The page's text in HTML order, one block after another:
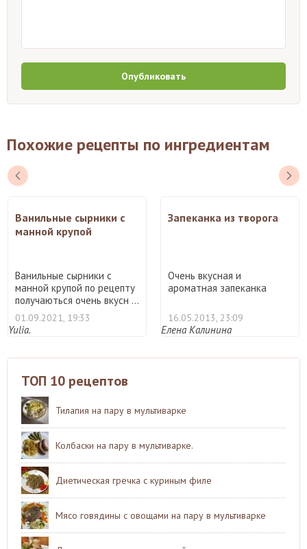
Опубликовать
Похожие рецепты по ингредиентам
Ванильные сырники с
манной крупой
Ванильные сырники с
манной крупой по рецепту
получаються очень вкусн ...
01.09.2021, 19:33
Yulia.
Запеканка из творога
Очень вкусная и
ароматная запеканка
16.05.2013, 23:09
Елена Калинина
ТОП 10 рецептов
Тилапия на пару в мультиварке
Колбаски на пару в мультиварке.
Диетическая гречка с куриным филе
Мясо говядины с овощами на пару в мультиварке